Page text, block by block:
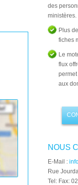
des
ministères.
Plus
fiches
Le
flux
aux
NOUS
E-Mail :
Rue
Tel: Fax: